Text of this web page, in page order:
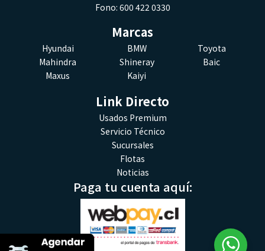
Fono: 600 422 0330
Marcas
Hyundai BMW
Toyota
Mahindra
Shineray
Baic
Maxus
Kaiyi
Link Directo
Usados Premium
Servicio Técnico
Sucursales
Flotas
Noticias
Paga tu cuenta aquí: